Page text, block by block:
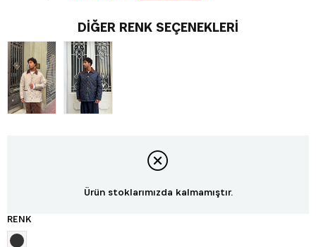
DIĞER RENK SEÇENEKLERI
Ürün stoklarımızda kalmamıştır.
RENK